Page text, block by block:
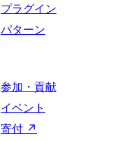
プラグイン
パターン
参加・貢献
イベント
寄付 ↗